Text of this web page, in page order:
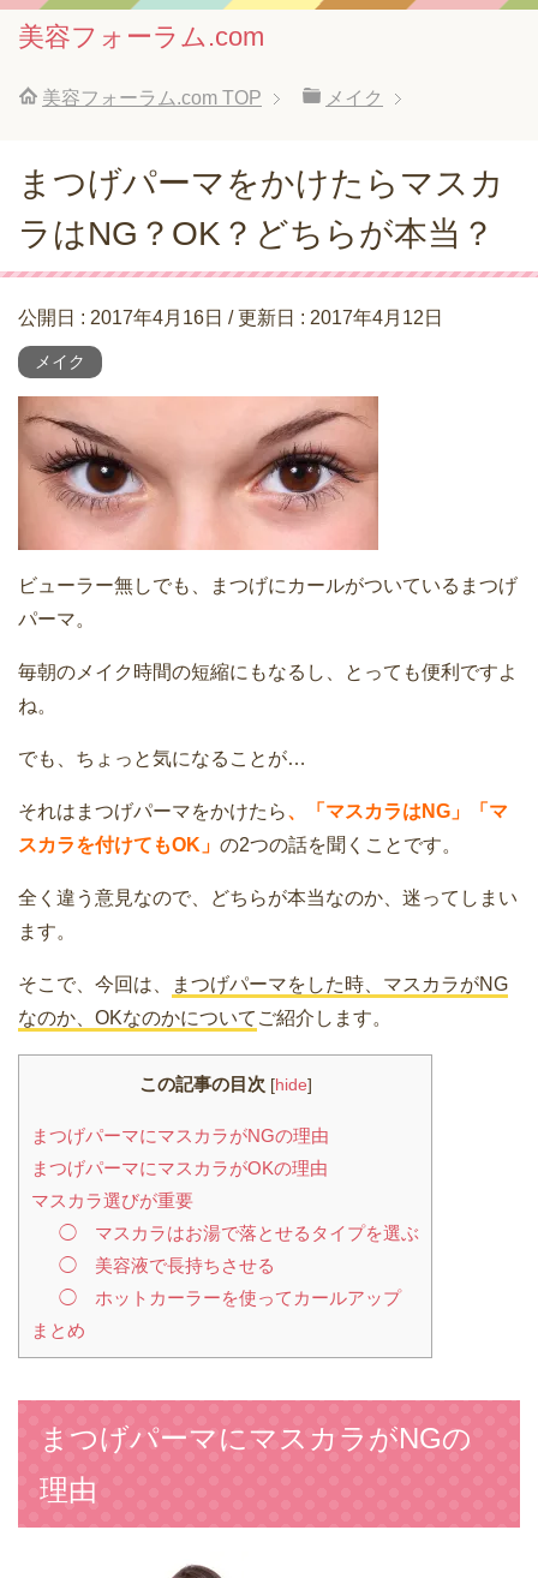
美容フォーラム.com
美容フォーラム.com TOP メイク
まつげパーマをかけたらマスカ
ラはNG？OK？どちらが本当？
公開日 : 2017年4月16日 / 更新日 : 2017年4月12日
メイク
ビューラー無しでも、まつげにカールがついているまつげ
パーマ。
毎朝のメイク時間の短縮にもなるし、とっても便利ですよ
ね。
でも、ちょっと気になることが…
それはまつげパーマをかけたら、「マスカラはNG」「マ
スカラを付けてもOK」 の2つの話を聞くことです。
全く違う意見なので、どちらが本当なのか、迷ってしまい
ます。
そこで、今回は、
まつげパーマをした時、マスカラがNG
なのか、OKなのかについて ご紹介します。
この記事の目次 [hide]
まつげパーマにマスカラがNGの理由
まつげパーマにマスカラがOKの理由
マスカラ選びが重要
◯ マスカラはお湯で落とせるタイプを選ぶ
◯ 美容液で長持ちさせる
◯ ホットカーラーを使ってカールアップ
まとめ
まつげパーマにマスカラがNGの
理由